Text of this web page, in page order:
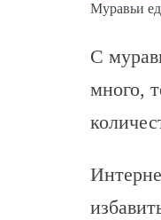
Муравьи
С
много,